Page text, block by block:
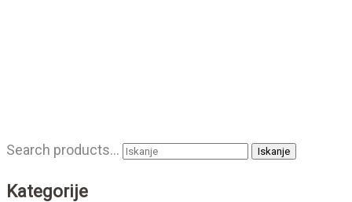
Search products…
Kategorije